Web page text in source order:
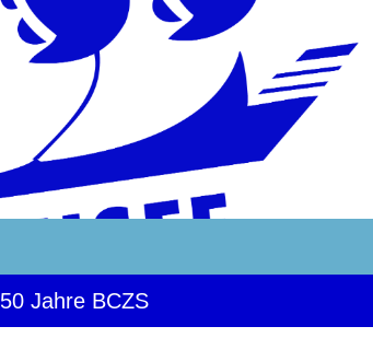
50 Jahre BCZS